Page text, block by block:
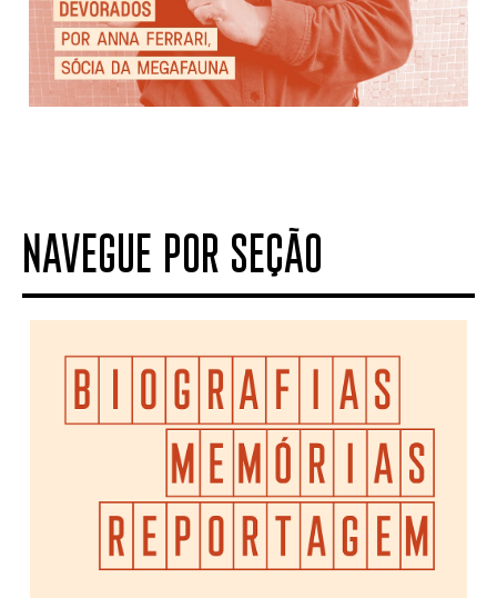
NAVEGUE POR SEÇÃO